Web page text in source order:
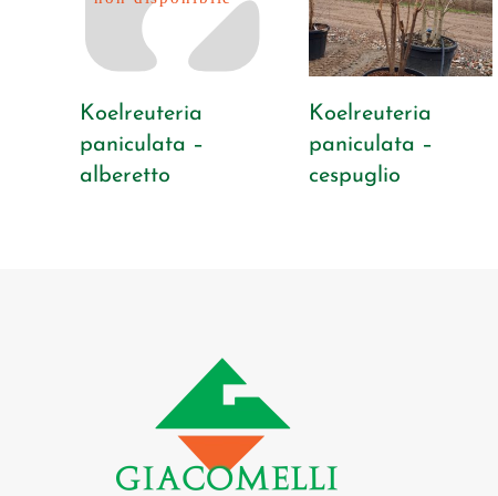
Koelreuteria
paniculata –
alberetto
Koelreuteria
paniculata –
cespuglio